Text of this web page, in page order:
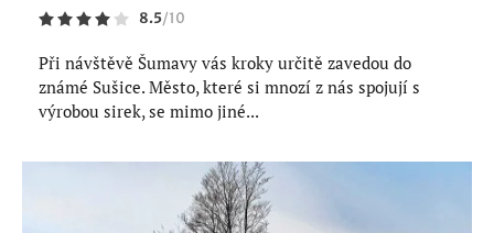
8.5/10
Při návštěvě Šumavy vás kroky určitě zavedou do
známé Sušice. Město, které si mnozí z nás spojují s
výrobou sirek, se mimo jiné...